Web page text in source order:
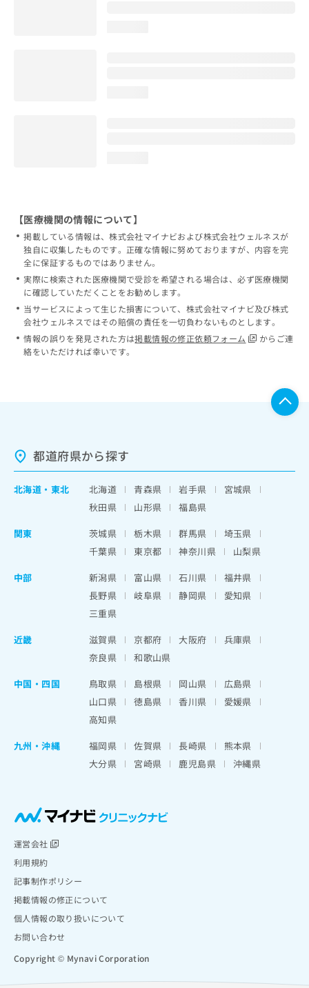
【医療機関の情報について】
掲載している情報は、株式会社マイナビおよび株式会社ウェルネスが
独自に収集したものです。正確な情報に努めておりますが、内容を完
全に保証するものではありません。
実際に検索された医療機関で受診を希望される場合は、必ず医療機関
に確認していただくことをお勧めします。
当サービスによって生じた損害について、株式会社マイナビ及び株式
会社ウェルネスではその賠償の責任を一切負わないものとします。
情報の誤りを発見された方は掲載情報の修正依頼フォーム
からご連
絡をいただければ幸いです。
都道府県から探す
北海道 ・ 東北 北海道 青森県 岩手県
宮城県
秋田県
山形県
福島県
関東
茨城県 栃木県 群馬県
埼玉県
千葉県
東京都 神奈川県
山梨県
中部
新潟県 富山県 石川県
福井県
長野県
岐阜県 静岡県
愛知県
三重県
近畿
滋賀県 京都府 大阪府
兵庫県
奈良県
和歌山県
中国・四国
鳥取県 島根県 岡山県
広島県
山口県
徳島県 香川県
愛媛県
高知県
九州・沖縄
福岡県 佐賀県 長崎県
熊本県
大分県
宮崎県 鹿児島県 沖縄県
運営会社
利用規約
記事制作ポリシー
掲載情報の修正について
個人情報の取り扱いについて
お問い合わせ
Copyright © Mynavi Corporation